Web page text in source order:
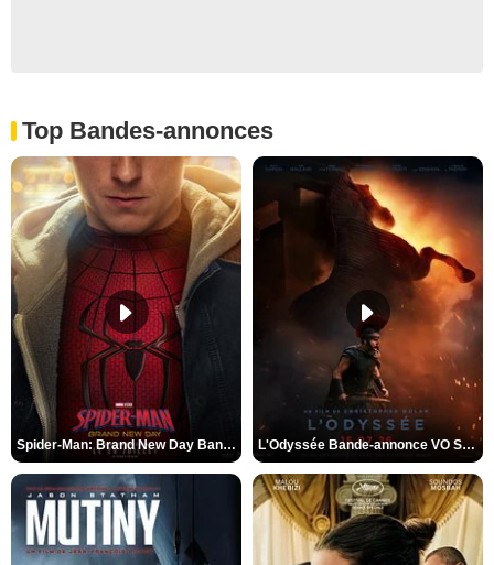
Top Bandes-annonces
Spider-Man: Brand New Day Bande-annonce VO STFR L'Odyssée Bande-annonce VO STFR